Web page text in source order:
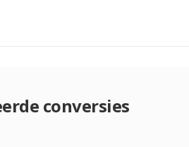
conversies